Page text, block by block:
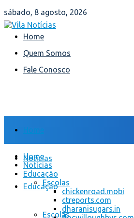
sábado, 8 agosto, 2026
Home
Quem Somos
Fale Conosco
Home
Notícias
Educação
Escolas
Home
Notícias
Educação
Escolas
chickenroad.mobi
ctreports.com
dharanisugars.in